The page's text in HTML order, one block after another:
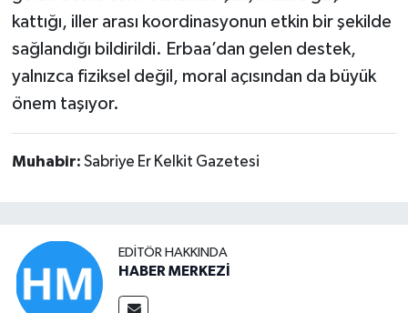
kattığı, iller arası koordinasyonun etkin bir şekilde
sağlandığı bildirildi. Erbaa’dan gelen destek,
yalnızca fiziksel değil, moral açısından da büyük
önem taşıyor.
Muhabir: Sabriye Er Kelkit Gazetesi
EDITÖR HAKKINDA
HABER MERKEZİ